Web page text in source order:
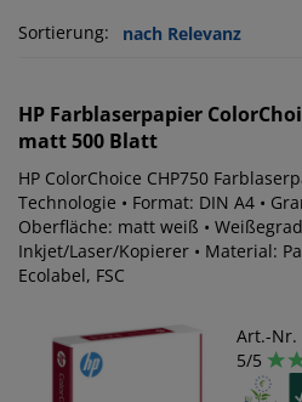
Sortierung:
HP Farblaserpapier
matt 500 Blatt
HP ColorChoice CHP750
Technologie • Format: DIN A4 •
Oberfläche: matt weiß •
Inkjet/Laser/Kopierer • Material:
Ecolabel, FSC
Art.-Nr.
5/5